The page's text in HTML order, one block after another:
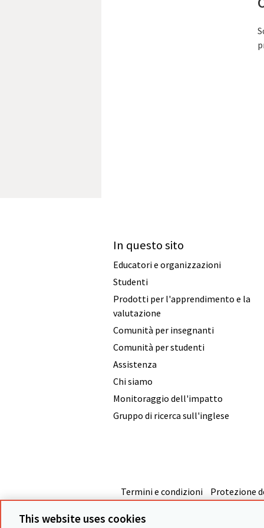
In questo sito
Educatori e organizzazioni
Studenti
Prodotti per l'apprendimento e la
valutazione
Comunità per insegnanti
Comunità per studenti
Assistenza
Chi siamo
Monitoraggio dell'impatto
Gruppo di ricerca sull'inglese
Termini e condizioni Protezione
This website uses cookies